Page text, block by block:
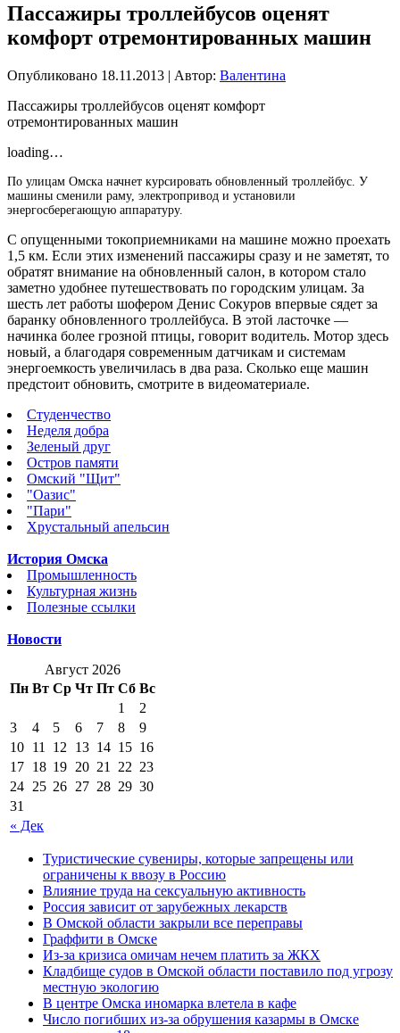
Пассажиры троллейбусов оценят
комфорт отремонтированных машин
Опубликовано 18.11.2013 | Автор: Валентина
Пассажиры троллейбусов оценят комфорт
отремонтированных машин
loading…
По улицам Омска начнет курсировать обновленный троллейбус. У
машины сменили раму, электропривод и установили
энергосберегающую аппаратуру.
С опущенными токоприемниками на машине можно проехать
1,5 км. Если этих изменений пассажиры сразу и не заметят, то
обратят внимание на обновленный салон, в котором стало
заметно удобнее путешествовать по городским улицам. За
шесть лет работы шофером Денис Сокуров впервые сядет за
баранку обновленного троллейбуса. В этой ласточке —
начинка более грозной птицы, говорит водитель. Мотор здесь
новый, а благодаря современным датчикам и системам
энергоемкость увеличилась в два раза. Сколько еще машин
предстоит обновить, смотрите в видеоматериале.
Студенчество
Неделя добра
Зеленый друг
Остров памяти
Омский "Щит"
"Оазис"
"Пари"
Хрустальный апельсин
История Омска
Промышленность
Культурная жизнь
Полезные ссылки
Новости
Август 2026
Пн Вт Ср Чт Пт Сб Вс
« Дек
1
2
3
4 5 6 7 8
9
10 11 12 13 14 15 16
17 18 19 20 21 22 23
24 25 26 27 28 29 30
31
Туристические сувениры, которые запрещены или
ограничены к ввозу в Россию
Влияние труда на сексуальную активность
Россия зависит от зарубежных лекарств
В Омской области закрыли все переправы
Граффити в Омске
Из-за кризиса омичам нечем платить за ЖКХ
Кладбище судов в Омской области поставило под угрозу
местную экологию
В центре Омска иномарка влетела в кафе
Число погибших из-за обрушения казармы в Омске